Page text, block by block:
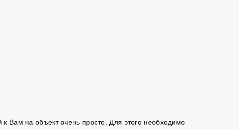
к Вам на объект очень просто. Для этого необходимо